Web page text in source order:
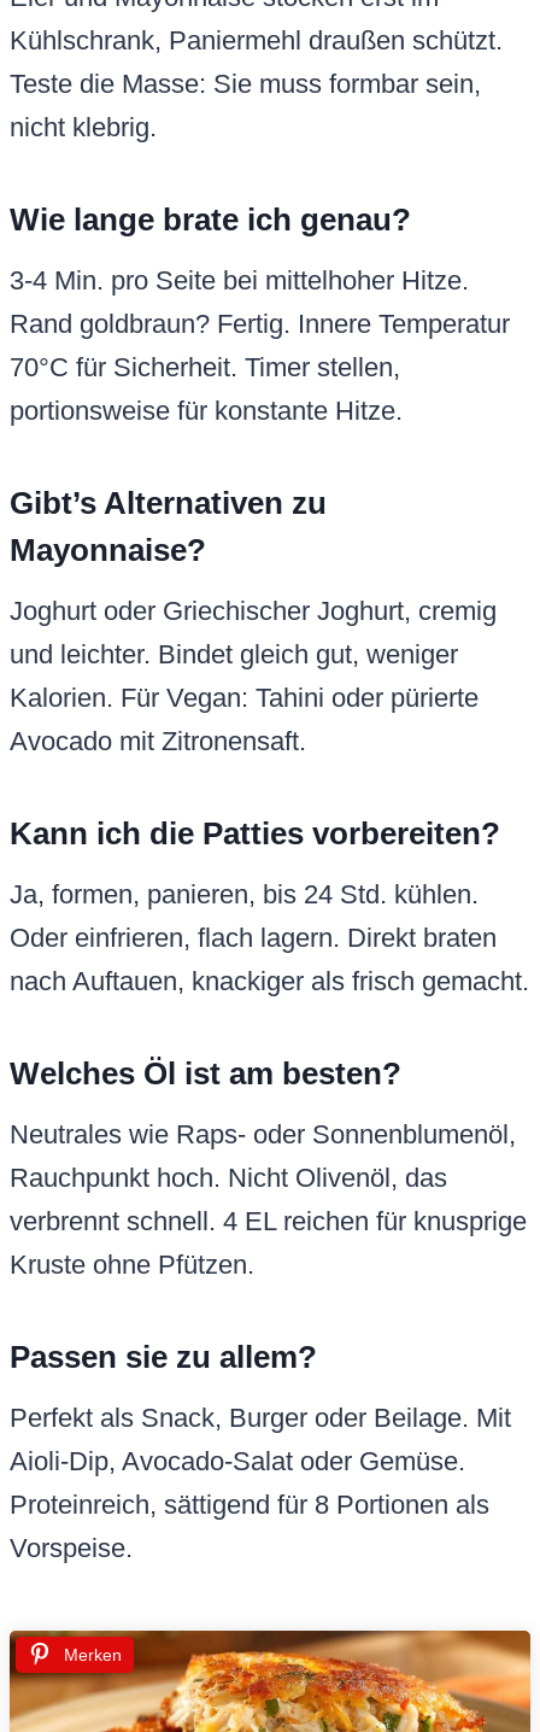
Kühlschrank, Paniermehl draußen schützt.
Teste die Masse: Sie muss formbar sein,
nicht klebrig.
Wie lange brate ich genau?
3-4 Min. pro Seite bei mittelhoher Hitze.
Rand goldbraun? Fertig. Innere Temperatur
70°C für Sicherheit. Timer stellen,
portionsweise für konstante Hitze.
Gibt’s Alternativen zu
Mayonnaise?
Joghurt oder Griechischer Joghurt, cremig
und leichter. Bindet gleich gut, weniger
Kalorien. Für Vegan: Tahini oder pürierte
Avocado mit Zitronensaft.
Kann ich die Patties vorbereiten?
Ja, formen, panieren, bis 24 Std. kühlen.
Oder einfrieren, flach lagern. Direkt braten
nach Auftauen, knackiger als frisch gemacht.
Welches Öl ist am besten?
Neutrales wie Raps- oder Sonnenblumenöl,
Rauchpunkt hoch. Nicht Olivenöl, das
verbrennt schnell. 4 EL reichen für knusprige
Kruste ohne Pfützen.
Passen sie zu allem?
Perfekt als Snack, Burger oder Beilage. Mit
Aioli-Dip, Avocado-Salat oder Gemüse.
Proteinreich, sättigend für 8 Portionen als
Vorspeise.
Merken